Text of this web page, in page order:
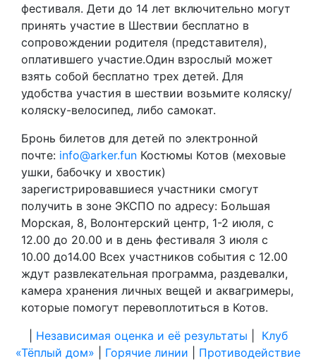
фестиваля. Дети до 14 лет включительно могут
принять участие в Шествии бесплатно в
сопровождении родителя (представителя),
оплатившего участие.Один взрослый может
взять собой бесплатно трех детей. Для
удобства участия в шествии возьмите коляску/
коляску-велосипед, либо самокат.
Бронь билетов для детей по электронной
почте: info@arker.fun Костюмы Котов (меховые
ушки, бабочку и хвостик)
зарегистрировавшиеся участники смогут
получить в зоне ЭКСПО по адресу: Большая
Морская, 8, Волонтерский центр, 1-2 июля, с
12.00 до 20.00 и в день фестиваля 3 июля с
10.00 до14.00 Всех участников события с 12.00
ждут развлекательная программа, раздевалки,
камера хранения личных вещей и аквагримеры,
которые помогут перевоплотиться в Котов.
Независимая оценка и её результаты
Клуб
«Тёплый дом»
Горячие линии
Противодействие